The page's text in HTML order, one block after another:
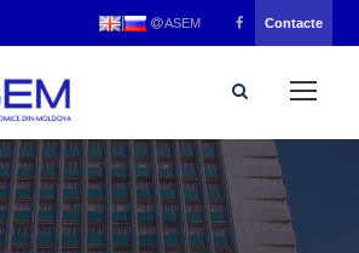
ASEM Contacte